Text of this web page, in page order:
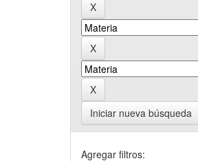
Iniciar nueva búsqueda
Agregar filtros: